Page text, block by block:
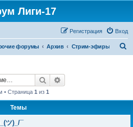
Лиги-17
Вход
Регистрация
форумы Архив Стрим-эфиры
Поиск
• Страница 1 из 1
Темы
ツ)_/¯